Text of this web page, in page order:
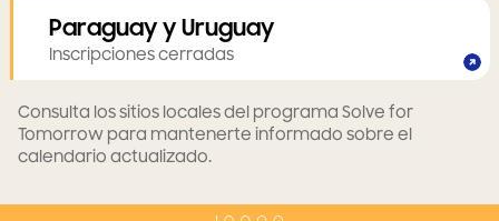
Paraguay y Uruguay
Inscripciones cerradas
Consulta los sitios locales del programa Solve for
Tomorrow para mantenerte informado sobre el
calendario actualizado.